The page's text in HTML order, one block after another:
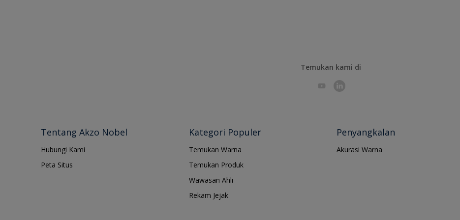
Temukan kami di
Tentang Akzo Nobel
Hubungi Kami
Peta Situs
Kategori Populer
Temukan Warna
Temukan Produk
Wawasan Ahli
Rekam Jejak
Penyangkalan
Akurasi Warna